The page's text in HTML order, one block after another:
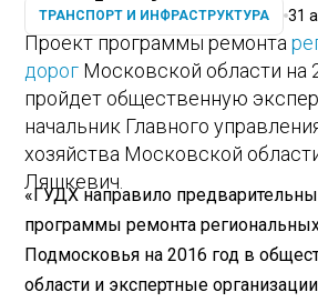
ТРАНСПОРТ И ИНФРАСТРУКТУРА 31
Проект программы ремонта
дорог Московской области на
пройдет общественную
начальник Главного
хозяйства Московской
Ляшкевич.
«ГУДХ направило
программы ремонта
Подмосковья на 2016 год в
области и экспертные